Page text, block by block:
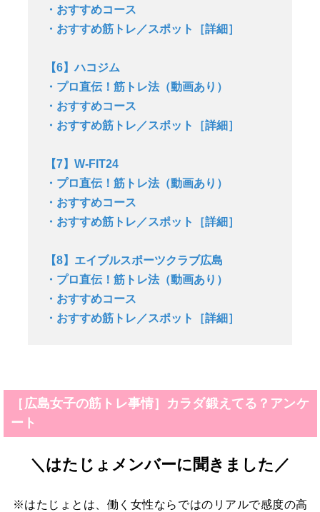
・おすすめコース
・おすすめ筋トレ／スポット［詳細］
【6】ハコジム
・プロ直伝！筋トレ法（動画あり）
・おすすめコース
・おすすめ筋トレ／スポット［詳細］
【7】W-FIT24
・プロ直伝！筋トレ法（動画あり）
・おすすめコース
・おすすめ筋トレ／スポット［詳細］
【8】エイブルスポーツクラブ広島
・プロ直伝！筋トレ法（動画あり）
・おすすめコース
・おすすめ筋トレ／スポット［詳細］
［広島女子の筋トレ事情］カラダ鍛えてる？アンケ
ート
＼はたじょメンバーに聞きました／
※はたじょとは、働く女性ならではのリアルで感度の高